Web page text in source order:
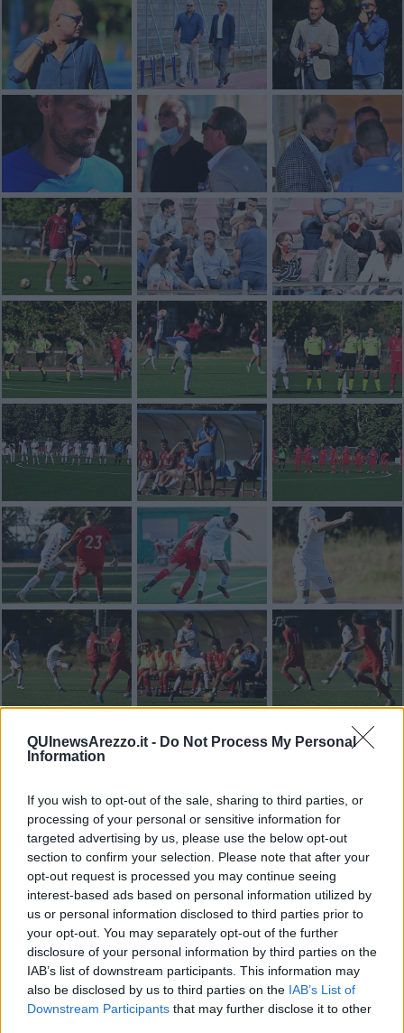
QUInewsArezzo.it - Do Not Process My Personal
Information
If you wish to opt-out of the sale, sharing to third parties, or
processing of your personal or sensitive information for
targeted advertising by us, please use the below opt-out
section to confirm your selection. Please note that after your
opt-out request is processed you may continue seeing
interest-based ads based on personal information utilized by
us or personal information disclosed to third parties prior to
your opt-out. You may separately opt-out of the further
disclosure of your personal information by third parties on the
IAB’s list of downstream participants. This information may
also be disclosed by us to third parties on the IAB’s List of
Downstream Participants that may further disclose it to other